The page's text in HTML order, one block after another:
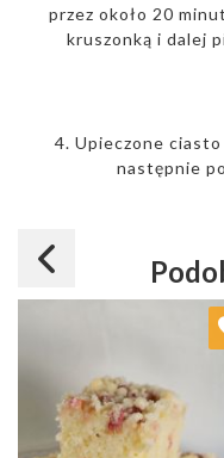
przez około 20
kruszonką i dalej
4. Upieczone
następnie
Dodaj do ulubionych